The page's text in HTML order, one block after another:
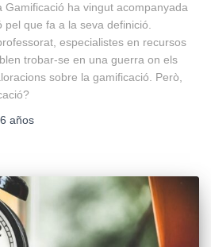
Gamificació ha vingut acompanyada
que fa a la seva definició.
especialistes en recursos
trobar-se en una guerra on els
sobre la gamificació. Però,
6 años